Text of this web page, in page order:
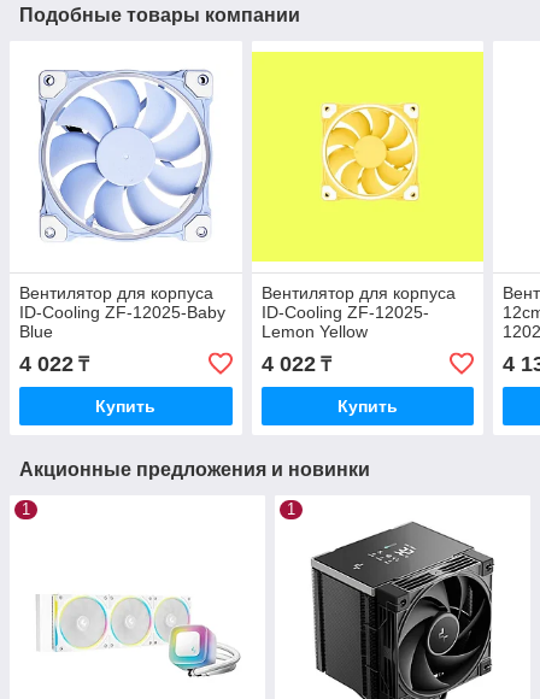
Подобные товары компании
Вентилятор для корпуса
ID-Cooling ZF-12025-Baby
Blue
4 022 ₸
Купить
Вентилятор для корпуса
ID-Cooling ZF-12025-
Lemon Yellow
4 022₸
Купить
4
Акционные предложения и новинки
1 1